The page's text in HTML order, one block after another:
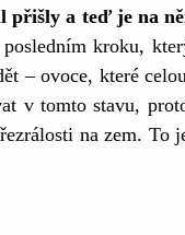
přišly a teď je na
kroku,
– ovoce, které
v tomto stavu,
na zem. To